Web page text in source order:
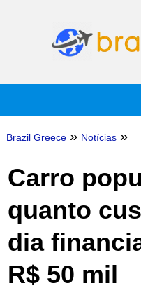
Brazil Greece » Notícias »
Carro
quanto
dia
R$ 50 mil